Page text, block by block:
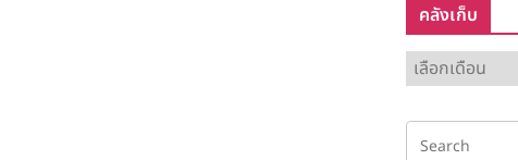
คลังเก็บ
ลั
ง